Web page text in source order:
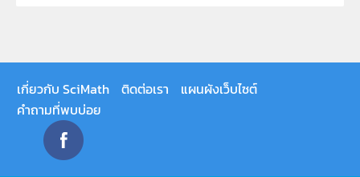
เกี่ยวกับ SciMath ติดต่อเรา
แผนผังเว็บไซต์
คำถามที่พบบ่อย